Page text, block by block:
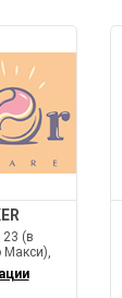
23 (в
Макси),